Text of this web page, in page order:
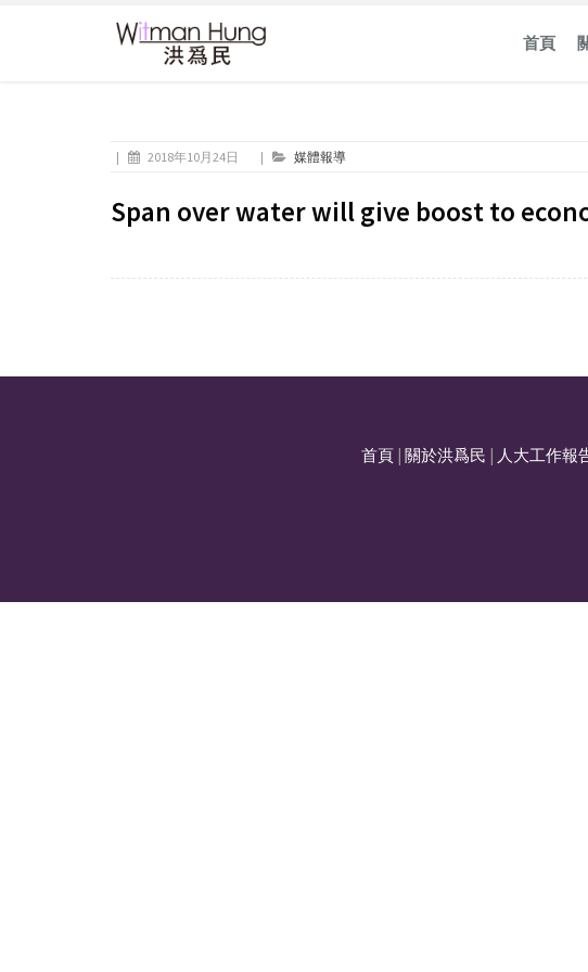
首頁
| 2018年10月24日 | 媒體報導
Span over water will give boost to
首頁 關於洪爲民 人大工作報